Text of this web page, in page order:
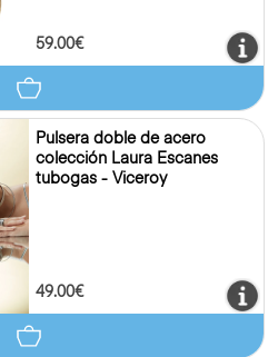
59.00€
Pulsera doble de acero
colección Laura Escanes
tubogas - Viceroy
49.00€